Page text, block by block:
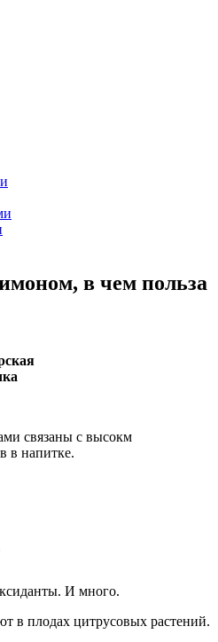
в чем польза
связаны с высокм
в напитке.
И много.
в плодах цитрусовых растений.